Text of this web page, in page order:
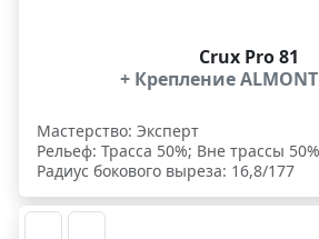
Crux Pro 81
+ Крепление
Мастерство: Эксперт
Рельеф: Трасса 50%; Вне трассы 50%
Радиус бокового выреза: 16,8/177